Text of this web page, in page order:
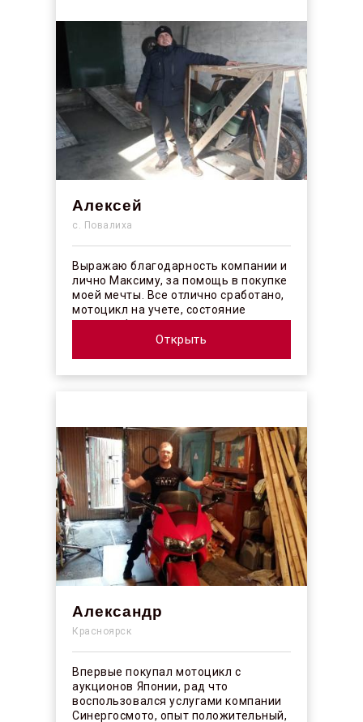
Алексей
с. Повалиха
Выражаю благодарность компании и
лично Максиму, за помощь в покупке
моей мечты. Все отлично сработано,
мотоцикл на учете, состояние
отличное! ...
Открыть
Александр
Красноярск
Впервые покупал мотоцикл с
аукционов Японии, рад что
воспользовался услугами компании
Синергосмото, опыт положительный,